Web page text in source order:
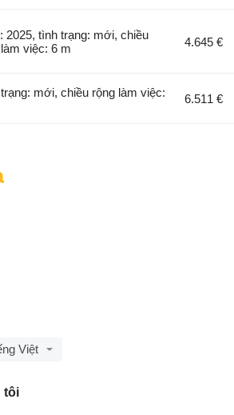
2025, tình trạng: mới, chiều
việc: 6 m
4.645 €
mới, chiều rộng làm việc:
6.511 €
Việt
tôi